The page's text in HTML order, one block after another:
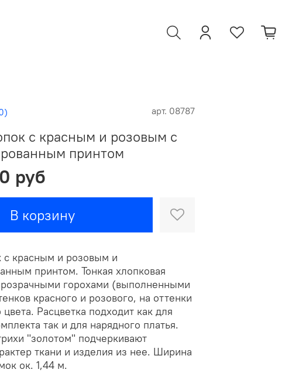
арт. 08787
с красным и розовым с
принтом
руб
В корзину
с красным и розовым и
принтом. Тонкая хлопковая
горохами (выполненными
красного и розового, на оттенки
Расцветка подходит как для
так и для нарядного платья.
"золотом" подчеркивают
ткани и изделия из нее. Ширина
ок. 1,44 м.